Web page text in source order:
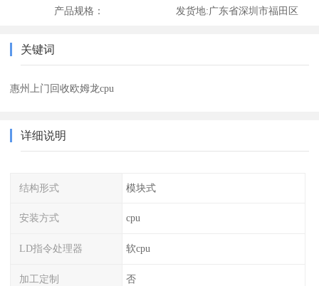
产品规格： 发货地:广东省深圳市福田区
关键词
惠州上门回收欧姆龙cpu
详细说明
结构形式 模块式
安装方式 cpu
LD指令处理器 软cpu
加工定制 否